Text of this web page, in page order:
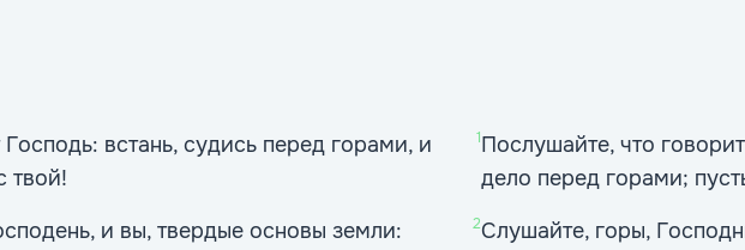
встань, судись перед горами, и
твой!
1Послушайте, что
дело перед горами;
и вы, твердые основы земли:
2Слушайте, горы,